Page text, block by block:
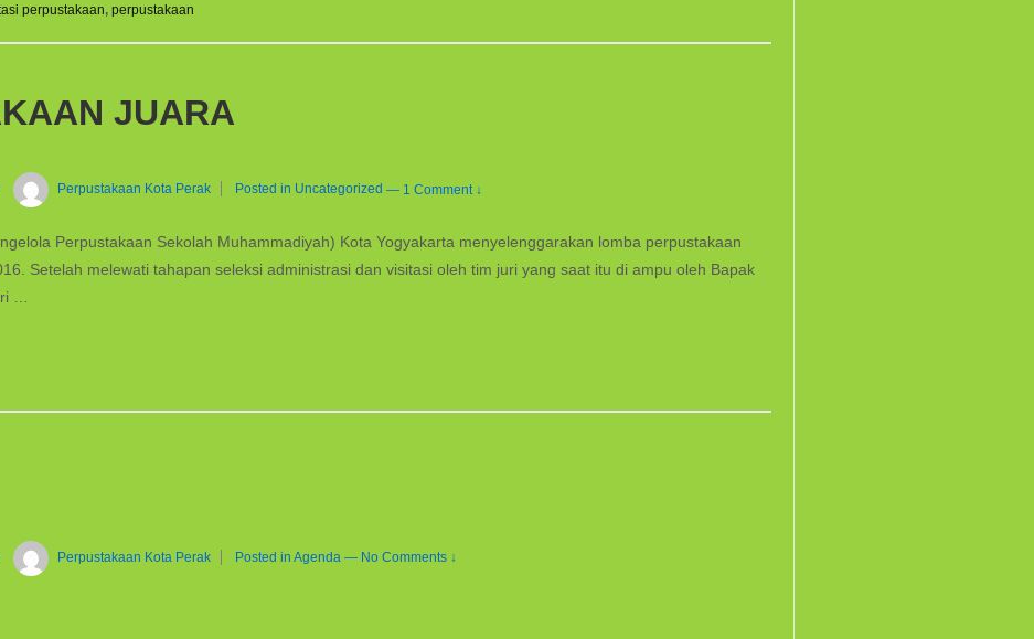
perpustakaan, perpustakaan
JUARA
Perpustakaan Kota Perak Posted in Uncategorized — 1 Comment ↓
Perpustakaan Sekolah Muhammadiyah) Kota Yogyakarta menyelenggarakan lomba perpustakaan
Setelah melewati tahapan seleksi administrasi dan visitasi oleh tim juri yang saat itu di ampu oleh Bapak
…
Perpustakaan Kota Perak Posted inAgenda — No Comments ↓